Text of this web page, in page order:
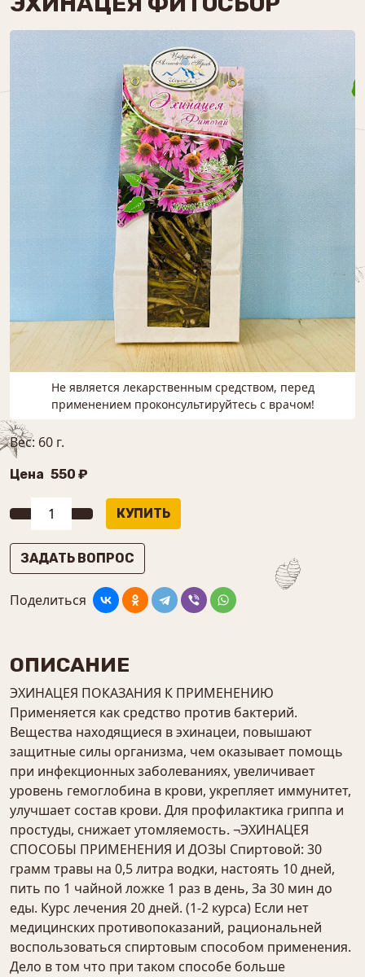
Не является лекарственным средством, перед
применением проконсультируйтесь с врачом!
Вес: 60 г.
Цена 550 ₽
ЗАДАТЬ ВОПРОС
Поделиться
ОПИСАНИЕ
ЭХИНАЦЕЯ ПОКАЗАНИЯ К ПРИМЕНЕНИЮ
Применяется как средство против бактерий.
Вещества находящиеся в эхинацеи, повышают
защитные силы организма, чем оказывает помощь
при инфекционных заболеваниях, увеличивает
уровень гемоглобина в крови, укрепляет иммунитет,
улучшает состав крови. Для профилактика гриппа и
простуды, снижает утомляемость. ¬ЭХИНАЦЕЯ
СПОСОБЫ ПРИМЕНЕНИЯ И ДОЗЫ Спиртовой: 30
грамм травы на 0,5 литра водки, настоять 10 дней,
пить по 1 чайной ложке 1 раз в день, За 30 мин до
еды. Курс лечения 20 дней. (1-2 курса) Если нет
медицинских противопоказаний, рациональней
воспользоваться спиртовым способом применения.
Дело в том что при таком способе больше